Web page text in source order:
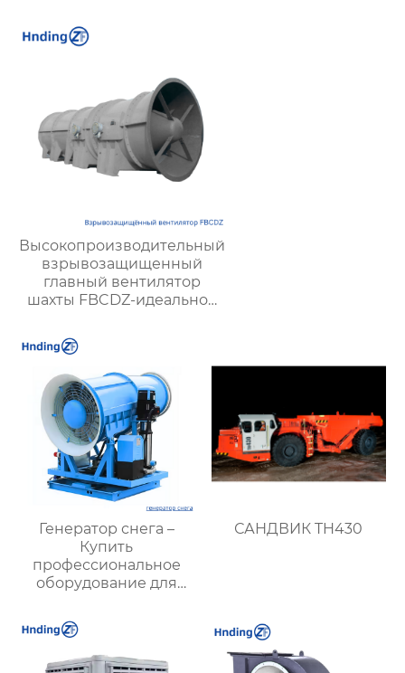
Высокопроизводительный
взрывозащищенный
главный вентилятор
шахты FBCDZ-идеальное
крупных и средних горных
Генератор снега –
Купить
профессиональное
оборудование для
искусственного снега
САНДВИК TH430